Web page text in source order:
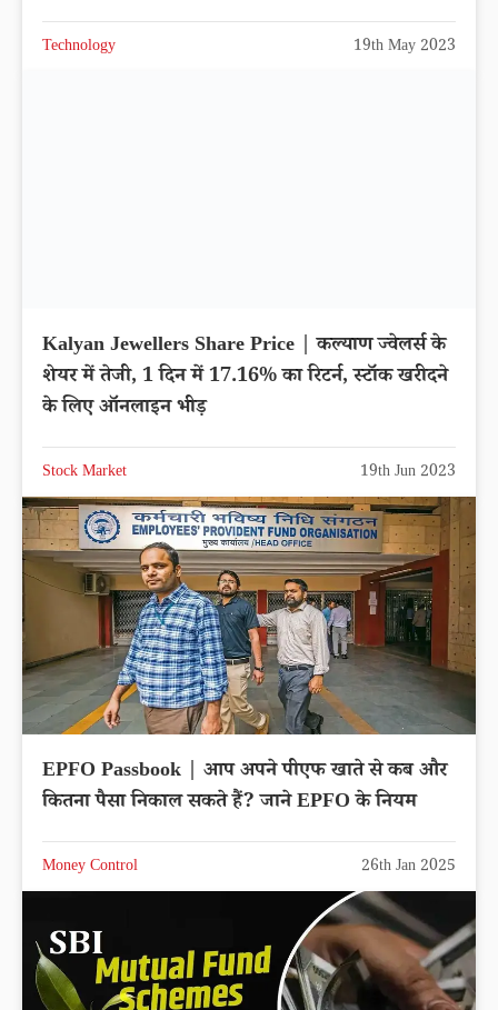
Technology 19th May 2023
Kalyan Jewellers Share Price | कल्याण ज्वेलर्स के
शेयर में तेजी, 1 दिन में 17.16% का रिटर्न, स्टॉक खरीदने
के लिए ऑनलाइन भीड़
Stock Market 19th Jun 2023
EPFO Passbook | आप अपने पीएफ खाते से कब और
कितना पैसा निकाल सकते हैं? जाने EPFO के नियम
Money Control 26th Jan 2025